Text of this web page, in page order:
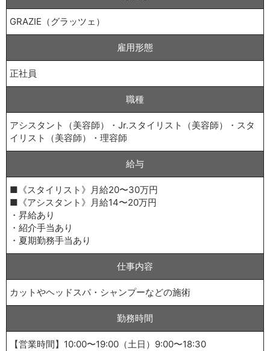
GRAZIE（グラッツェ）
雇用形態
正社員
職種
アシスタント（美容師）・Jr.スタイリスト（美容師）・スタ
イリスト（美容師）・理容師
給与
■《スタイリスト》月給20〜30万円
■《アシスタント》月給14〜20万円
・昇給あり
・紹介手当あり
・夏期勤務手当あり
仕事内容
カットやヘッドスパ・シャンプーなどの施術
勤務時間
【営業時間】10:00〜19:00（土日）9:00〜18:30